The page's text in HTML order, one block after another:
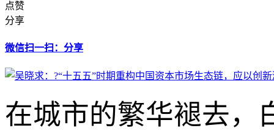
点赞
分享
微信扫一扫：分享
在城市的繁华褪去，